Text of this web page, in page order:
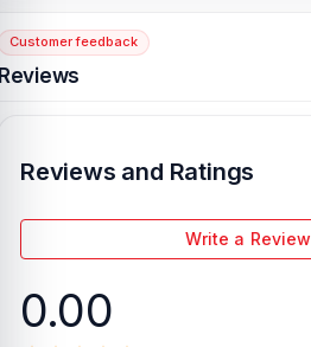
vc_column][/vc_row]
Customer feedback
Reviews and Ratings
Write a Review
0.00